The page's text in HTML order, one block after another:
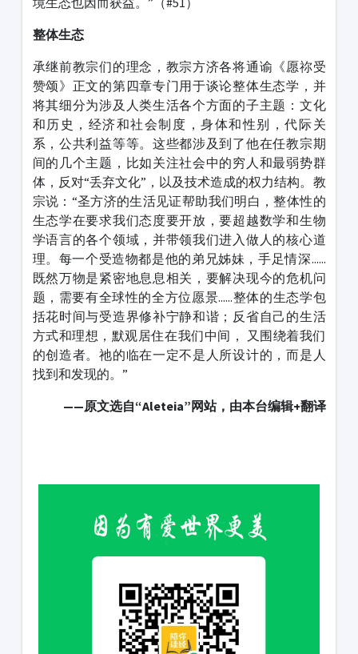
整体生态
承继前教宗们的理念，教宗方济各将通谕《愿祢受
赞颂》正文的第四章专门用于谈论整体生态学，并
将其细分为涉及人类生活各个方面的子主题：文化
和历史，经济和社会制度，身体和性别，代际关
系，公共利益等等。这些都涉及到了他在任教宗期
间的几个主题，比如关注社会中的穷人和最弱势群
体，反对“丢弃文化”，以及技术造成的权力结构。教
宗说：“圣方济的生活见证帮助我们明白，整体性的
生态学在要求我们态度要开放，要超越数学和生物
学语言的各个领域，并带领我们进入做人的核心道
理。每一个受造物都是他的弟兄姊妹，手足情深......
既然万物是紧密地息息相关，要解决现今的危机问
题，需要有全球性的全方位愿景......整体的生态学包
括花时间与受造界修补宁静和谐；反省自己的生活
方式和理想，默观居住在我们中间， 又围绕着我们
的创造者。祂的临在一定不是人所设计的，而是人
找到和发现的。”
——原文选自“Aleteia”网站，由本台编辑+翻译